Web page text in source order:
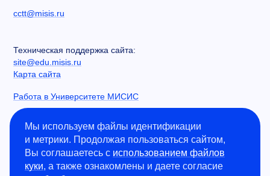
cctt@misis.ru
Техническая поддержка сайта:
site@edu.misis.ru
Карта сайта
Работа в Университете МИСИС
Сведения об образовательной организации
Информация о закупках
Противодействие коррупции
Политика конфиденциальности
Мы используем файлы идентификации
и метрики. Продолжая пользоваться сайтом,
Вы соглашаетесь с использованием файлов
куки, а также ознакомлены и даете согласие